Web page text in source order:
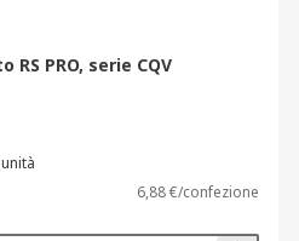
PRO, serie CQV
6,88 €/confezione